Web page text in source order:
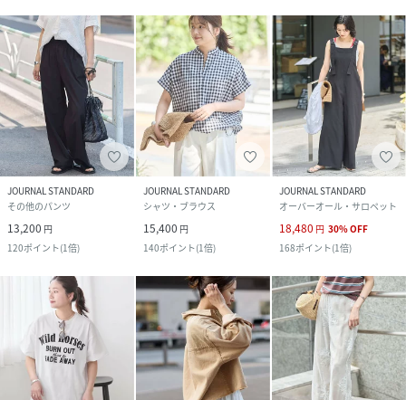
JOURNAL STANDARD
その他のパンツ
13,200 円
120ポイント(1倍)
JOURNAL STANDARD
シャツ・ブラウス
15,400 円
140ポイント(1倍)
JOURNAL STANDARD
オーバーオール・サロペット
18,480 円 30%OFF
168ポイント(1倍)